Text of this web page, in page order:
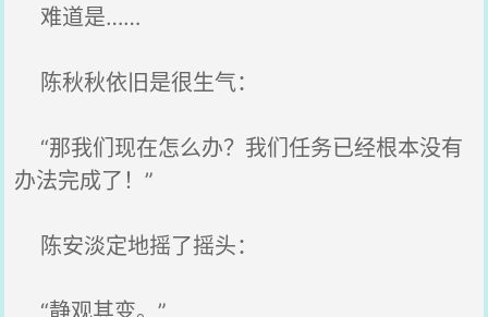
难道是……
陈秋秋依旧是很生气：
“那我们现在怎么办？我们任务已经根本没有
办法完成了！”
陈安淡定地摇了摇头：
“静观其变。”